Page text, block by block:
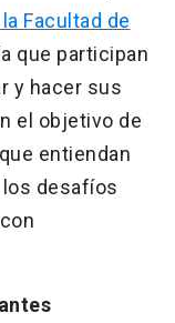
Facultad de
que participan
y hacer sus
el objetivo de
entiendan
desafíos